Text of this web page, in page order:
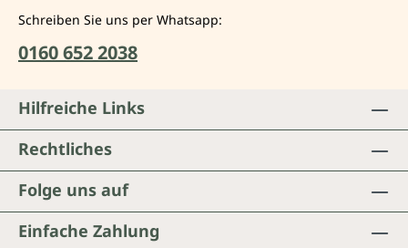
Schreiben Sie uns per Whatsapp:
0160 652 2038
Folge uns auf
Einfache Zahlung
Hilfreiche Links
Rechtliches